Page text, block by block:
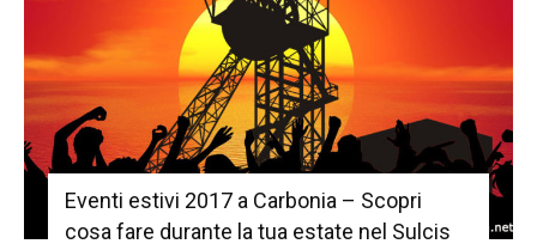
Eventi estivi 2017 a Carbonia – Scopri
cosa fare durante la tua estate nel Sulcis